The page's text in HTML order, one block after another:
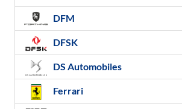
DFM
DFSK
DS Automobiles
Ferrari